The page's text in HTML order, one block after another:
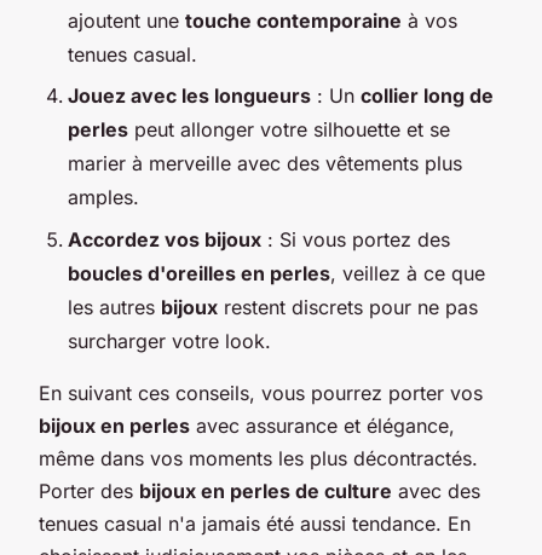
ajoutent une touche contemporaine à vos
tenues casual.
Jouez avec les longueurs : Un collier long de
perles peut allonger votre silhouette et se
marier à merveille avec des vêtements plus
amples.
Accordez vos bijoux : Si vous portez des
boucles d'oreilles en perles, veillez à ce que
les autres bijoux restent discrets pour ne pas
surcharger votre look.
En suivant ces conseils, vous pourrez porter vos
bijoux en perles avec assurance et élégance,
même dans vos moments les plus décontractés.
Porter des bijoux en perles de culture avec des
tenues casual n'a jamais été aussi tendance. En